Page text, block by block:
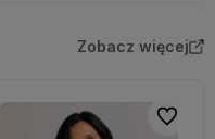
Zobacz więcej
Do